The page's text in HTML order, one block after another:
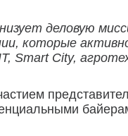
деловую
которые
City,